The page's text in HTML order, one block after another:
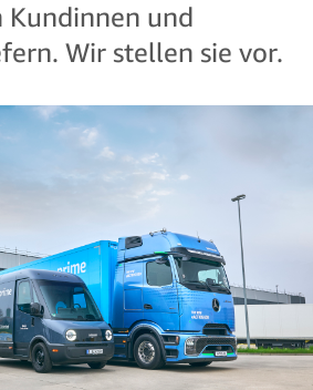
Kundinnen und
Wir stellen sie vor.